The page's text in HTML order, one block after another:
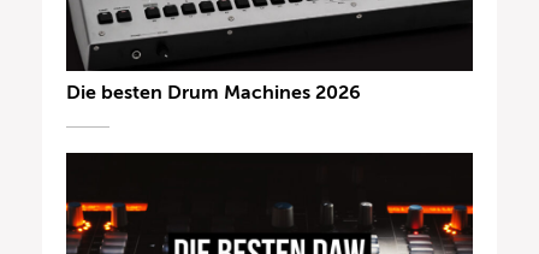
Die besten Drum Machines 2026